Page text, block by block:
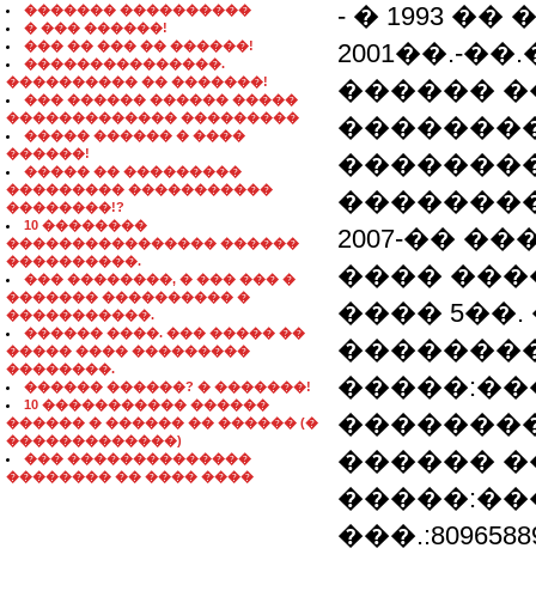
������� ����������
� ��� ������!
��� �� ��� �� ������!
���������������.
���������� �� �������!
��� ������ ������ �����
������������� ���������
����� ������ � ����
������!
����� �� ���������
��������� �����������
��������!?
10 ��������
���������������� ������
����������.
��� ��������, � ��� ��� �
������� ���������� �
�����������.
������ ����. ��� ����� ��
����� ���� ���������
��������.
������ ������? � �������!
10 ����������� ������
������ � ������ �� ������ (�
�������������)
��� ��������������
�������� �� ���� ����
- � 1993
2001��.-
������
2007-��
����
����
��������
������